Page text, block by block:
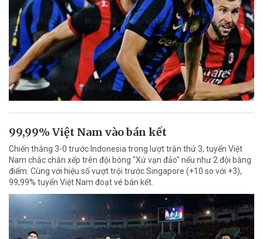
99,99% Việt Nam vào bán kết
Chiến thắng 3-0 trước Indonesia trong lượt trận thứ 3, tuyển Việt
Nam chắc chắn xếp trên đội bóng "Xứ vạn đảo" nếu như 2 đội bằng
điểm. Cùng với hiệu số vượt trội trước Singapore (+10 so với +3),
99,99% tuyển Việt Nam đoạt vé bán kết.